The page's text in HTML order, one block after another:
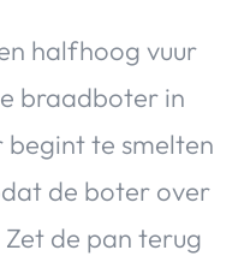
halfhoog vuur
braadboter in
te smelten
de boter over
de pan terug